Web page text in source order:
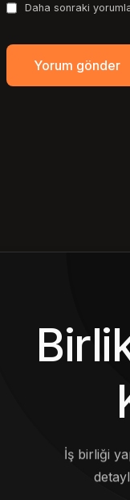
Daha sonraki
İş birliği